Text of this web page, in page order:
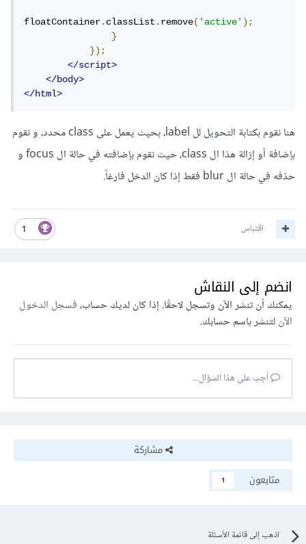
floatContainer.classList.remove('active');
}
});
</script>
</body>
</html>
هنا نقوم بكتابة التحويل لل label، بحيث يعمل على class محدد، و نقوم
بإضافة أو إزالة هذا ال class، حيث نقوم بإضافته في حالة ال focus و
حذفه في حالة ال blur فقط إذا كان الدخل فارغاً.
1 اقتباس
انضم إلى النقاش
يمكنك أن تنشر الآن وتسجل لاحقًا. إذا كان لديك حساب،فسجل الدخول
الآنلتنشر باسم حسابك.
أجب على هذا السؤال...
مشاركة
متابعون
1
اذهب إلى قائمة الأسئلة